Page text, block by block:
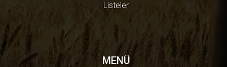
Listeler
MENÜ